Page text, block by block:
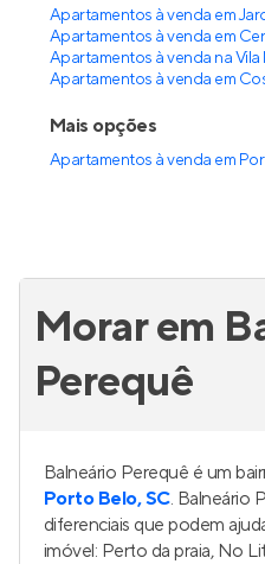
Apartamentos à venda em
Apartamentos à venda em
Apartamentos à venda na Vila
Apartamentos à venda em
Mais opções
Apartamentos à venda em
Morar em
Perequê
Balneário Perequê é um
Porto Belo, SC. Balneário
diferenciais que podem
imóvel: Perto da praia, No